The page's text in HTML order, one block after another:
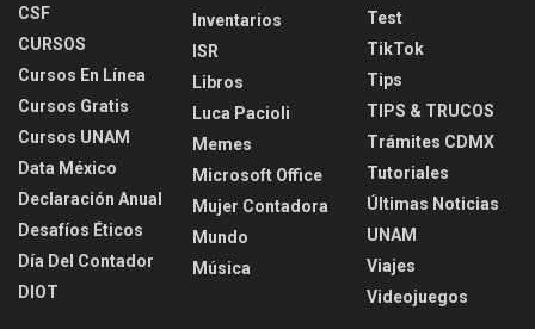
CSF
CURSOS
Cursos En Línea
Cursos Gratis
Cursos UNAM
Data México
Declaración Anual
Desafíos Éticos
Día Del Contador
DIOT
Inventarios
ISR
Libros
Luca Pacioli
Memes
Microsoft Office
Mujer Contadora
Mundo
Música
Test
TikTok
Tips
TIPS & TRUCOS
Trámites CDMX
Tutoriales
Últimas Noticias
UNAM
Viajes
Videojuegos